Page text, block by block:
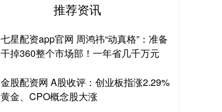
推荐资讯
七星配资app官网 周鸿祎“动真格”：准备
干掉360整个市场部！一年省几千万元
金股配资网 A股收评：创业板指涨2.29%
黄金、CPO概念股大涨